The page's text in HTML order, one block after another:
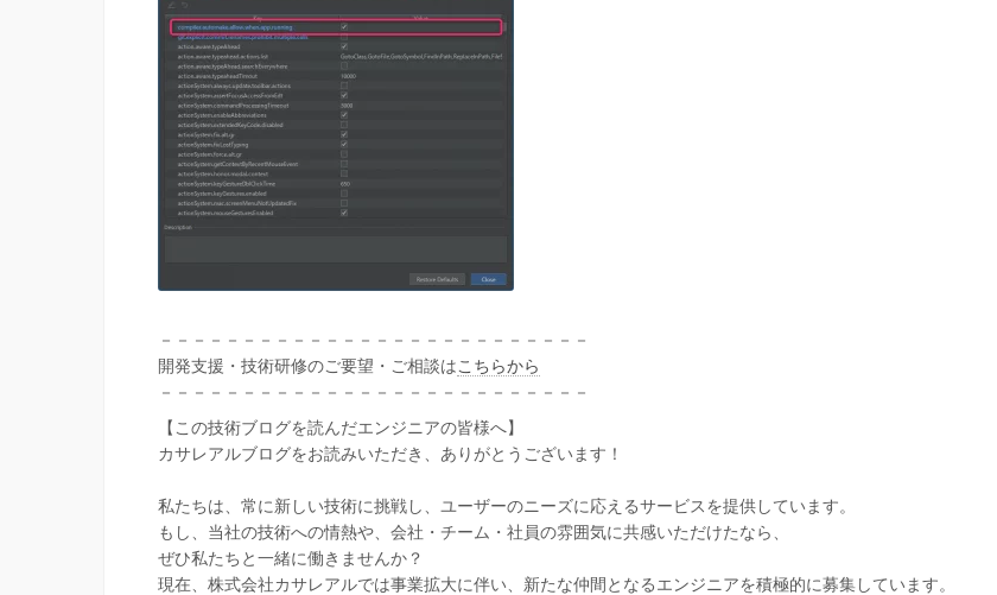
－－－－－－－－－－－－－－－－－－－－－－－－－－
開発支援・技術研修のご要望・ご相談はこちらから
－－－－－－－－－－－－－－－－－－－－－－－－－－
【この技術ブログを読んだエンジニアの皆様へ】
カサレアルブログをお読みいただき、ありがとうございます！
私たちは、常に新しい技術に挑戦し、ユーザーのニーズに応えるサービスを提供しています。
もし、当社の技術への情熱や、会社・チーム・社員の雰囲気に共感いただけたなら、
ぜひ私たちと一緒に働きませんか？
現在、株式会社カサレアルでは事業拡大に伴い、新たな仲間となるエンジニアを積極的に募集しています。